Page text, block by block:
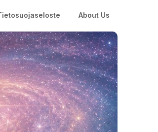
About Us